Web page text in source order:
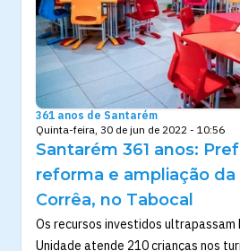
361 anos de Santarém
Quinta-feira, 30 de jun de 2022 - 10:56
Santarém 361 anos:
reforma e ampliação
Corrêa, no Tabocal
Os recursos investidos ultrapassam
Unidade atende 210 crianças nos